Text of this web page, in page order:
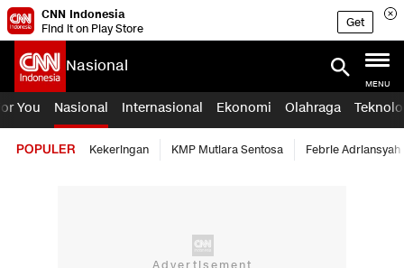
CNN Indonesia
Find it on Play Store
Get
Nasional
MENU
You Nasional Internasional Ekonomi Olahraga
POPULER Kekeringan KMP Mutiara Sentosa Febrie Adriansyah